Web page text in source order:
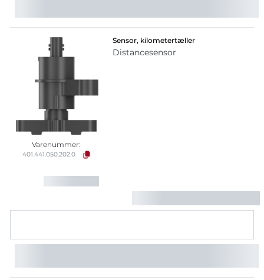
Varenummer:
401.441.050.202.0
Sensor, kilometertæller
Distancesensor